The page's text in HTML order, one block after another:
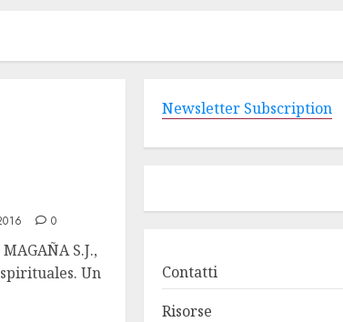
0
S.J.,
Un
Newsletter Subscription
Contatti
Risorse